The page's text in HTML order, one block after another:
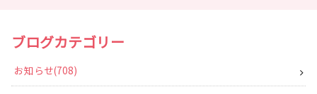
ブログカテゴリー
お知らせ 708